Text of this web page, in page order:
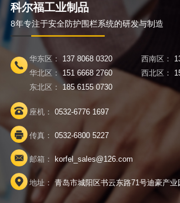
科尔福工业制品
8年专注于安全防护围栏系统的研发与制造
华东区： 137 8068 0320 西南区：
华北区： 151 6668 2760 西北区：
东北区： 185 6155 0730
座机： 0532-6776 1697
传真： 0532-6800 5227
邮箱： korfel_sales@126.com
地址：青岛市城阳区书云东路71号迪豪产业